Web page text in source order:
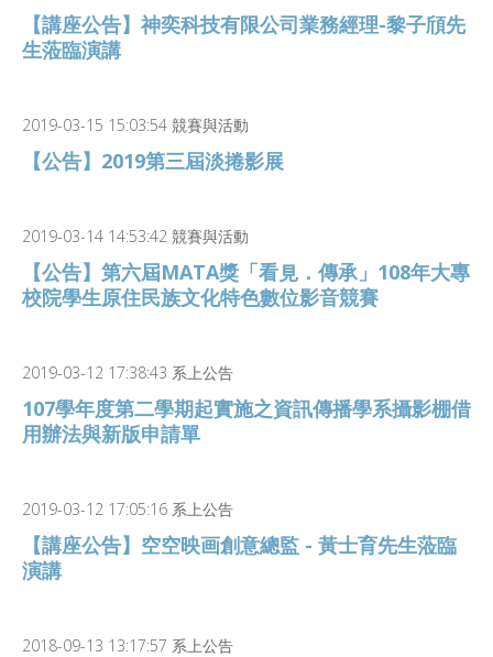
【講座公告】神奕科技有限公司業務經理-黎子頎先
生蒞臨演講
2019-03-15 15:03:54 競賽與活動
【公告】2019第三屆淡捲影展
2019-03-14 14:53:42 競賽與活動
【公告】第六屆MATA獎「看見．傳承」108年大專
校院學生原住民族文化特色數位影音競賽
2019-03-12 17:38:43 系上公告
107學年度第二學期起實施之資訊傳播學系攝影棚借
用辦法與新版申請單
2019-03-12 17:05:16 系上公告
【講座公告】空空映画創意總監 - 黃士育先生蒞臨
演講
2018-09-13 13:17:57 系上公告